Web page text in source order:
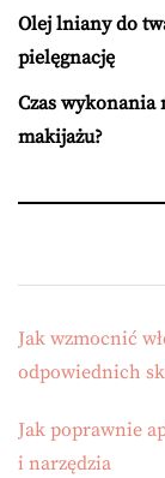
Olej lniany do
pielęgnację
Czas wykonania
makijażu?
Jak wzmocnić
odpowiednich
Jak poprawnie
i narzędzia